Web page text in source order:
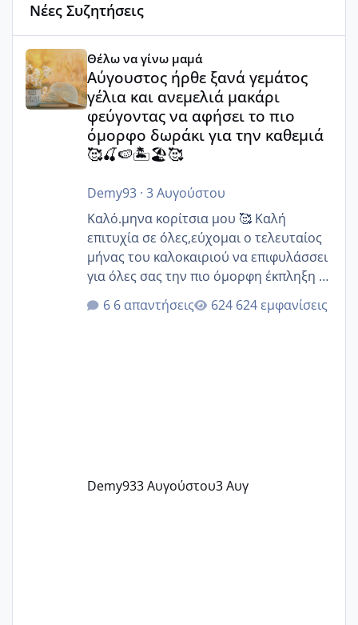
Νέες Συζητήσεις
Αύγουστος ήρθε ξανά γεμάτος γέλια και ανεμελιά
Θέλω να γίνω μαμά
Αύγουστος ήρθε ξανά γεμάτος
γέλια και ανεμελιά μακάρι
φεύγοντας να αφήσει το πιο
όμορφο δωράκι για την καθεμιά
🥰🍒🍉🏝️🏖️🥰
Demy93· 3 Αυγούστου
Καλό.μηνα κορίτσια μου 🥰 Καλή
επιτυχία σε όλες,εύχομαι ο τελευταίος
μήνας του καλοκαιριού να επιφυλάσσει
για όλες σας την πιο όμορφη έκπληξη 🧿
@Elk @Melikara86 @Παρασκευαιδου
@Zenia z @melitiniღ @Christi.D.
6 απαντήσεις 624 εμφανίσεις
Demy933 Αυγούστου3 Αυγ